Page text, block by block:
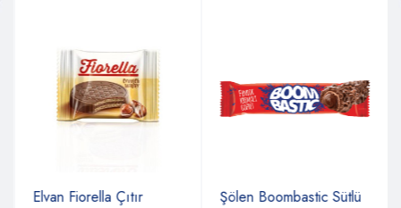
Elvan Fiorella Çıtır
Şölen Boombastic Sütlü